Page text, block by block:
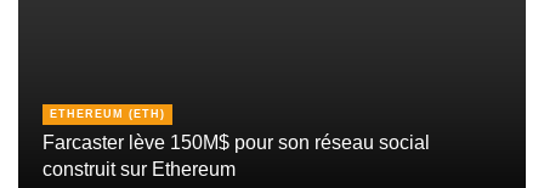
ETHEREUM (ETH)
Farcaster lève 150M$ pour son réseau social
construit sur Ethereum